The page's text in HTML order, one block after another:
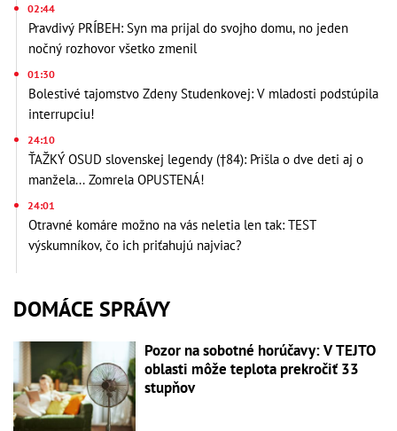
02:44
Pravdivý PRÍBEH: Syn ma prijal do svojho domu, no jeden
nočný rozhovor všetko zmenil
01:30
Bolestivé tajomstvo Zdeny Studenkovej: V mladosti podstúpila
interrupciu!
24:10
ŤAŽKÝ OSUD slovenskej legendy (†84): Prišla o dve deti aj o
manžela... Zomrela OPUSTENÁ!
24:01
Otravné komáre možno na vás neletia len tak: TEST
výskumníkov, čo ich priťahujú najviac?
DOMÁCE SPRÁVY
Pozor na sobotné horúčavy: V TEJTO
oblasti môže teplota prekročiť 33
stupňov